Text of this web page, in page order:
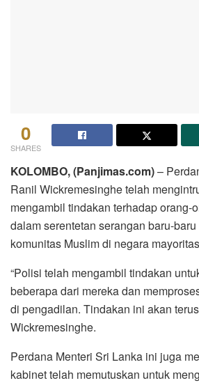
0
SHARES
KOLOMBO, (Panjimas.com)–
Ranil Wickremesinghe telah
mengambil tindakan terhadap orang-
dalam serentetan serangan baru-
komunitas Muslim di negara
“Polisi telah mengambil tindakan
beberapa dari mereka dan
di pengadilan. Tindakan ini akan
Wickremesinghe.
Perdana Menteri Sri Lanka ini juga
kabinet telah memutuskan untuk